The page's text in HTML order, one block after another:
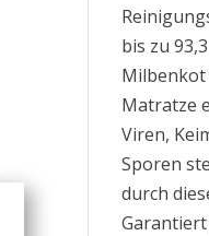
bis zu
Matratze
Viren,
Sporen
durch